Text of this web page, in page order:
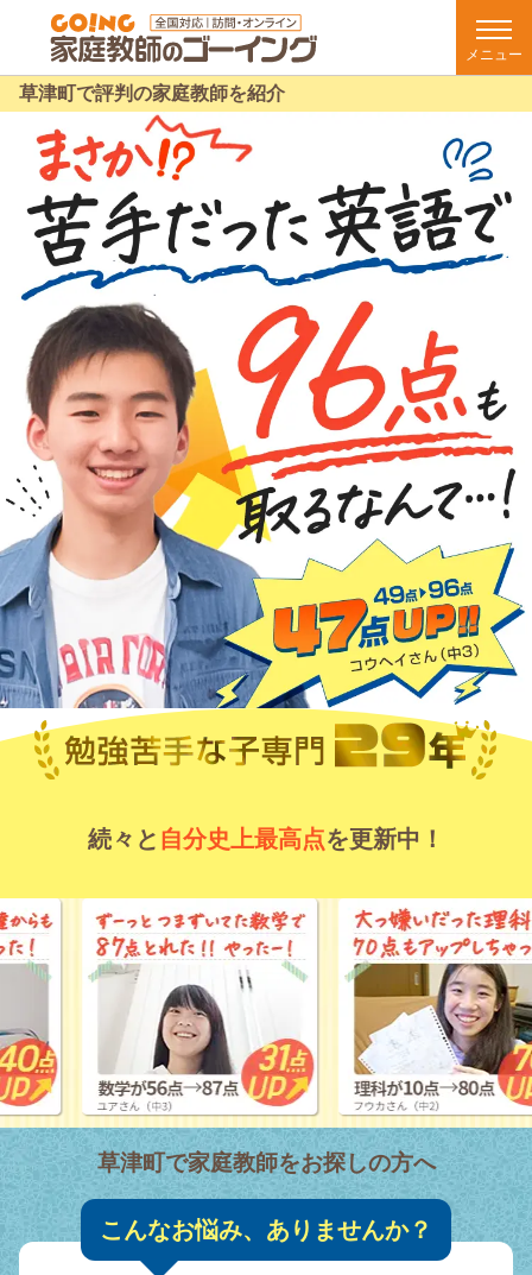
メニュー
草津町で評判の家庭教師を紹介
続々と 自分史上最高点を更新中！
草津町で家庭教師をお探しの方へ
こんなお悩み、ありませんか？